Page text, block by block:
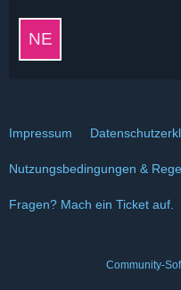
Impressum
Nutzungsbedingungen &
Fragen? Mach ein Ticket auf.
Community-